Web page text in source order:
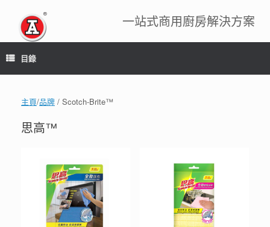
容
一站式商用廚房解決方案
目錄
主頁/品牌 / Scotch-Brite™
思高™